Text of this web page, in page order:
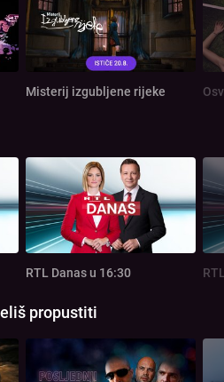
Misterij izgubljene rijeke
RTL Danas u 16:30
propustiti